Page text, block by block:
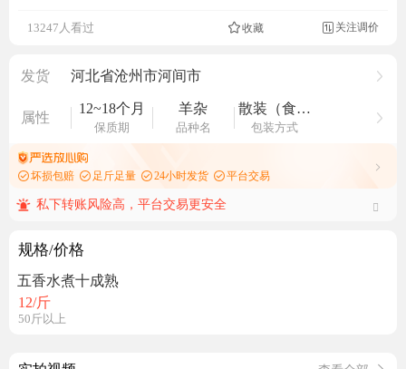
13247人看过
收藏 关注调价
发货 河北省沧州市河间市
属性
12~18个月
保质期
羊杂
品种名
散装（食用农产品）
包装方式
坏损包赔 足斤足量 24小时发货 平台交易
私下转账风险高，平台交易更安全
规格/价格
五香水煮十成熟
12/斤
50斤以上